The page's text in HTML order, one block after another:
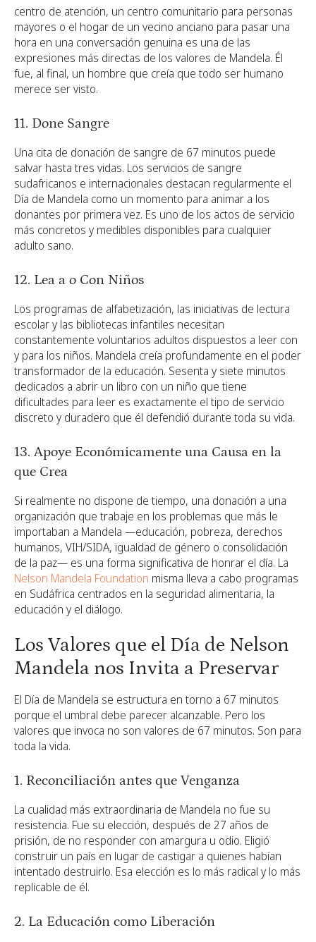
centro de atención, un centro comunitario para personas
mayores o el hogar de un vecino anciano para pasar una
hora en una conversación genuina es una de las
expresiones más directas de los valores de Mandela. Él
fue, al final, un hombre que creía que todo ser humano
merece ser visto.
11. Done Sangre
Una cita de donación de sangre de 67 minutos puede
salvar hasta tres vidas. Los servicios de sangre
sudafricanos e internacionales destacan regularmente el
Día de Mandela como un momento para animar a los
donantes por primera vez. Es uno de los actos de servicio
más concretos y medibles disponibles para cualquier
adulto sano.
12. Lea a o Con Niños
Los programas de alfabetización, las iniciativas de lectura
escolar y las bibliotecas infantiles necesitan
constantemente voluntarios adultos dispuestos a leer con
y para los niños. Mandela creía profundamente en el poder
transformador de la educación. Sesenta y siete minutos
dedicados a abrir un libro con un niño que tiene
dificultades para leer es exactamente el tipo de servicio
discreto y duradero que él defendió durante toda su vida.
13. Apoye Económicamente una Causa en la
que Crea
Si realmente no dispone de tiempo, una donación a una
organización que trabaje en los problemas que más le
importaban a Mandela —educación, pobreza, derechos
humanos, VIH/SIDA, igualdad de género o consolidación
de la paz— es una forma significativa de honrar el día. La
Nelson Mandela Foundation misma lleva a cabo programas
en Sudáfrica centrados en la seguridad alimentaria, la
educación y el diálogo.
Los Valores que el Día de Nelson
Mandela nos Invita a Preservar
El Día de Mandela se estructura en torno a 67 minutos
porque el umbral debe parecer alcanzable. Pero los
valores que invoca no son valores de 67 minutos. Son para
toda la vida.
1. Reconciliación antes que Venganza
La cualidad más extraordinaria de Mandela no fue su
resistencia. Fue su elección, después de 27 años de
prisión, de no responder con amargura u odio. Eligió
construir un país en lugar de castigar a quienes habían
intentado destruirlo. Esa elección es lo más radical y lo más
replicable de él.
2. La Educación como Liberación